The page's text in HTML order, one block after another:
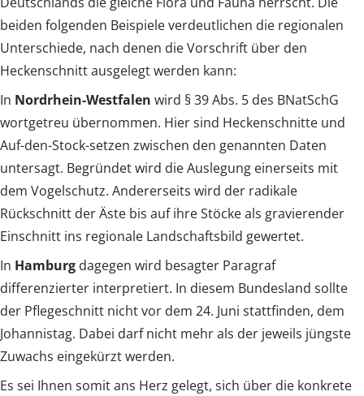
beiden folgenden Beispiele verdeutlichen die regionalen
Unterschiede, nach denen die Vorschrift über den
Heckenschnitt ausgelegt werden kann:
In Nordrhein-Westfalen wird § 39 Abs. 5 des BNatSchG
wortgetreu übernommen. Hier sind Heckenschnitte und
Auf-den-Stock-setzen zwischen den genannten Daten
untersagt. Begründet wird die Auslegung einerseits mit
dem Vogelschutz. Andererseits wird der radikale
Rückschnitt der Äste bis auf ihre Stöcke als gravierender
Einschnitt ins regionale Landschaftsbild gewertet.
In Hamburg dagegen wird besagter Paragraf
differenzierter interpretiert. In diesem Bundesland sollte
der Pflegeschnitt nicht vor dem 24. Juni stattfinden, dem
Johannistag. Dabei darf nicht mehr als der jeweils jüngste
Zuwachs eingekürzt werden.
Es sei Ihnen somit ans Herz gelegt, sich über die konkrete